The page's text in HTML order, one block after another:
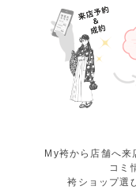
My袴から店舗へ来
コミ
袴ショップ選